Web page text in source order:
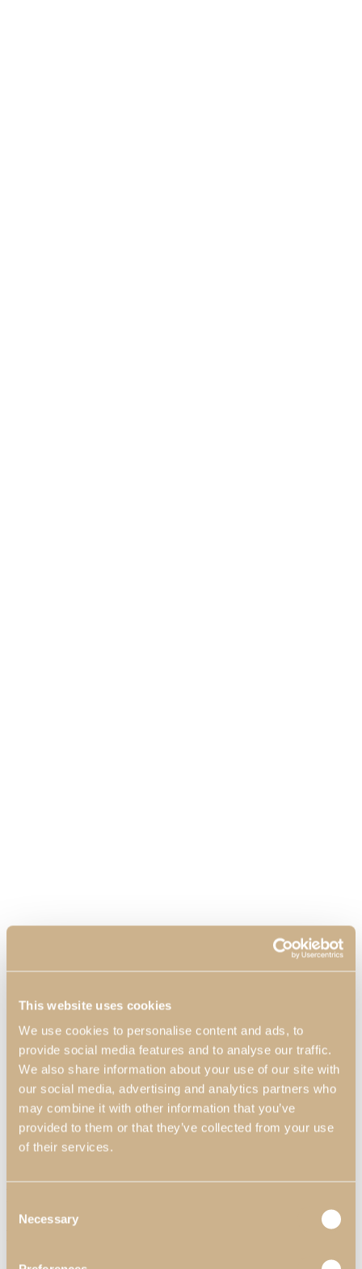
This website uses cookies
We use cookies to personalise content and ads, to
provide social media features and to analyse our traffic.
We also share information about your use of our site with
our social media, advertising and analytics partners who
may combine it with other information that you’ve
provided to them or that they’ve collected from your use
of their services.
Selection
Necessary